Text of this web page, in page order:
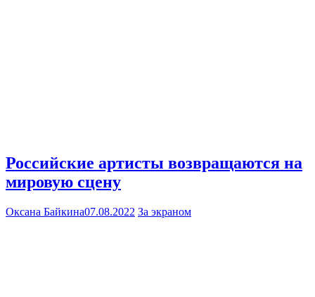
Российские артисты возвращаются на
мировую сцену
Оксана Байкина07.08.2022 За экраном